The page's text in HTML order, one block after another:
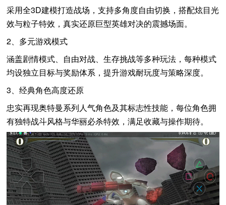
采用全3D建模打造战场，支持多角度自由切换，搭配炫目光
效与粒子特效，真实还原巨型英雄对决的震撼场面。
2、多元游戏模式
涵盖剧情模式、自由对战、生存挑战等多种玩法，每种模式
均设独立目标与奖励体系，提升游戏耐玩度与策略深度。
3、经典角色高度还原
忠实再现奥特曼系列人气角色及其标志性技能，每位角色拥
有独特战斗风格与华丽必杀特效，满足收藏与操作期待。